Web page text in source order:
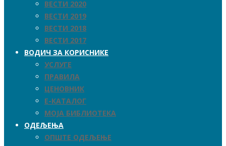
ВЕСТИ 2020
ВЕСТИ 2019
ВЕСТИ 2018
ВЕСТИ 2017
ВОДИЧ ЗА КОРИСНИКЕ
УСЛУГЕ
ПРАВИЛА
ЦЕНОВНИК
Е-КАТАЛОГ
МОЈА БИБЛИОТЕКА
ОДЕЉЕЊА
ОПШТЕ ОДЕЉЕЊЕ